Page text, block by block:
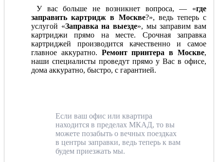
У вас больше не возникнет вопроса, — «где
заправить картридж в Москве?», ведь теперь с
услугой «Заправка на выезде», мы заправим вам
картриджи прямо на месте. Срочная заправка
картриджей производится качественно и самое
главное аккуратно. Ремонт принтера в Москве,
наши специалисты проведут прямо у Вас в офисе,
дома аккуратно, быстро, с гарантией.
Если ваш офис или квартира
находится в пределах МКАД, то вы
можете позабыть о вечных поездках
в центры заправки, ведь теперь к вам
будем приезжать мы.